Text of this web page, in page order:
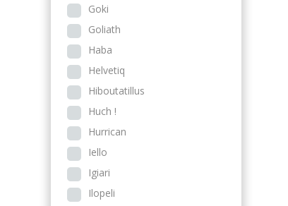
Goki
Goliath
Haba
Helvetiq
Hiboutatillus
Huch !
Hurrican
Iello
Igiari
Ilopeli